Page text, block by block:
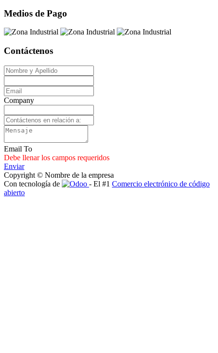
Medios de Pago
Contáctenos
Company
Email To
Debe llenar los campos requeridos
Enviar
Copyright © Nombre de la empresa
Con tecnología de
- El #1 Comercio electrónico de código
abierto